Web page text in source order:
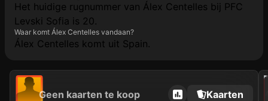
Het huidige rugnummer van Álex Centelles bij PFC
Levski Sofia is 20.
Waar komt Álex Centelles vandaan?
Álex Centelles komt uit Spain.
Geen kaarten te koop Kaarten
2022